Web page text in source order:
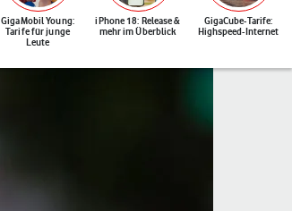
GigaMobil Young:
Tarife für junge
Leute
iPhone 18: Release &
mehr im Überblick
GigaCube-Tarife:
Highspeed-Internet